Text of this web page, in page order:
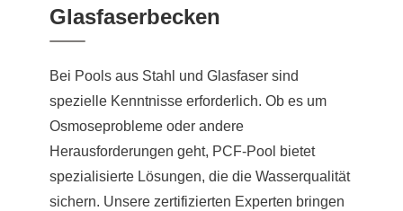
Glasfaserbecken
Bei Pools aus Stahl und Glasfaser sind
spezielle Kenntnisse erforderlich. Ob es um
Osmoseprobleme oder andere
Herausforderungen geht, PCF-Pool bietet
spezialisierte Lösungen, die die Wasserqualität
sichern. Unsere zertifizierten Experten bringen